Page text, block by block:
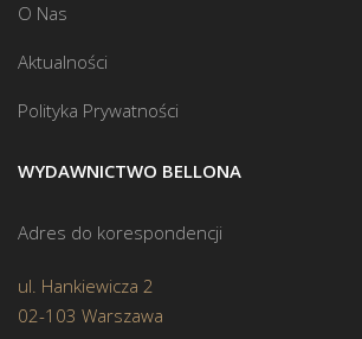
O Nas
Aktualności
Polityka Prywatności
WYDAWNICTWO BELLONA
Adres do korespondencji
ul. Hankiewicza 2
02-103 Warszawa